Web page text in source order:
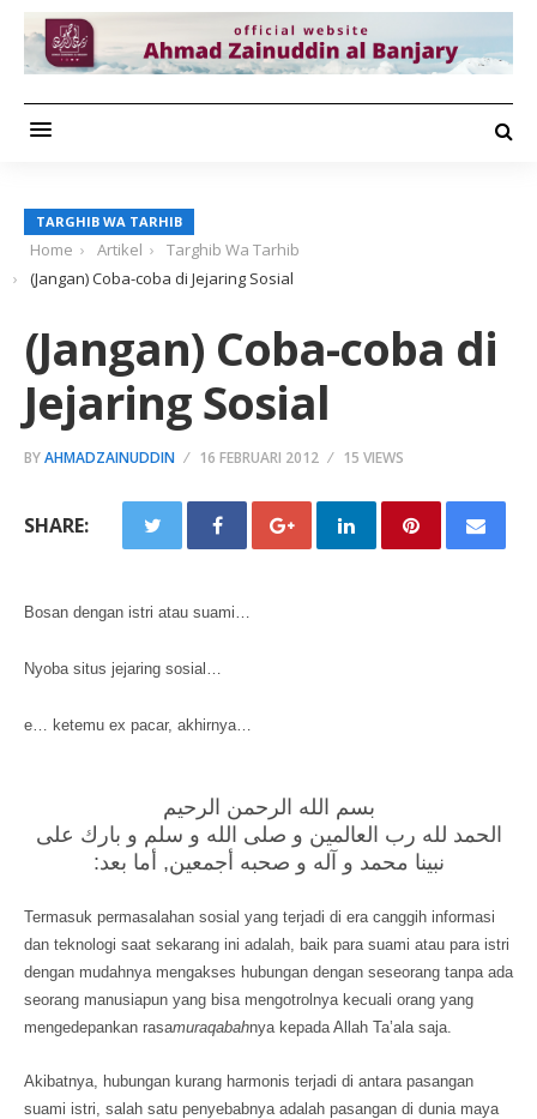
TARGHIB WA TARHIB
Home Artikel
Targhib Wa Tarhib
(Jangan) Coba-coba di Jejaring Sosial
(Jangan) Coba-coba di
Jejaring Sosial
BYAHMADZAINUDDIN 16 FEBRUARI 2012 15 VIEWS
SHARE:
Bosan dengan istri atau suami…
Nyoba situs jejaring sosial…
e… ketemu ex pacar, akhirnya…
بسم الله الرحمن الرحيم
الحمد لله رب العالمين و صلى الله و سلم و بارك على
نبينا محمد و آله و صحبه أجمعين, أما بعد:
Termasuk permasalahan sosial yang terjadi di era canggih informasi
dan teknologi saat sekarang ini adalah, baik para suami atau para istri
dengan mudahnya mengakses hubungan dengan seseorang tanpa ada
seorang manusiapun yang bisa mengotrolnya kecuali orang yang
mengedepankan rasamuraqabahnya kepada Allah Ta’ala saja.
Akibatnya, hubungan kurang harmonis terjadi di antara pasangan
suami istri, salah satu penyebabnya adalah pasangan di dunia maya